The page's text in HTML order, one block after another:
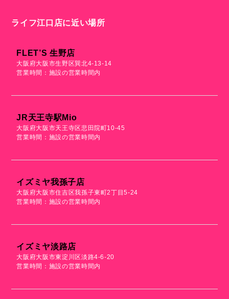
ライフ江口店に近い場所
FLET’S 生野店
大阪府大阪市生野区巽北4-13-14
営業時間：施設の営業時間内
JR天王寺駅mio
大阪府大阪市天王寺区悲田院町10-45
営業時間：施設の営業時間内
イズミヤ我孫子店
大阪府大阪市住吉区我孫子東町2丁目5-24
営業時間：施設の営業時間内
イズミヤ淡路店
大阪府大阪市東淀川区淡路4-6-20
営業時間：施設の営業時間内